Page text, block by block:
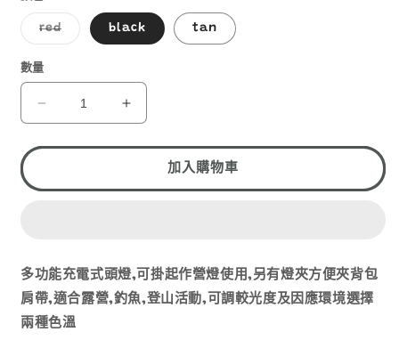
red子
供
black tan
數量
CLAYMORE
heady
II
數
CLAYMORE
heady
II
CLC420
數
加入購物車
多功能充電式頭燈,可掛起作營燈使用,另有燈夾方便夾背包
肩帶,適合露營,釣魚,登山活動,可調較光度及因應環境選擇
兩種色溫